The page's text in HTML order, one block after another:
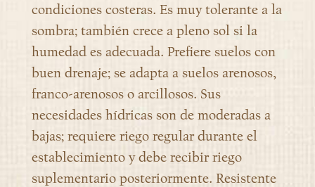
condiciones costeras. Es muy tolerante a la
sombra; también crece a pleno sol si la
humedad es adecuada. Prefiere suelos con
buen drenaje; se adapta a suelos arenosos,
franco-arenosos o arcillosos. Sus
necesidades hídricas son de moderadas a
bajas; requiere riego regular durante el
establecimiento y debe recibir riego
suplementario posteriormente. Resistente